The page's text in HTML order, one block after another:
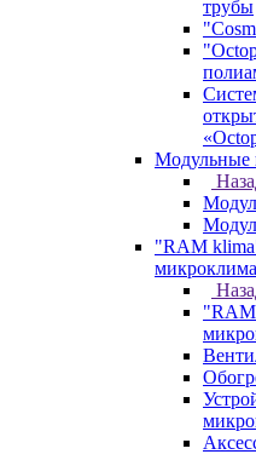
трубы
Модульные
"RAM
"RAM